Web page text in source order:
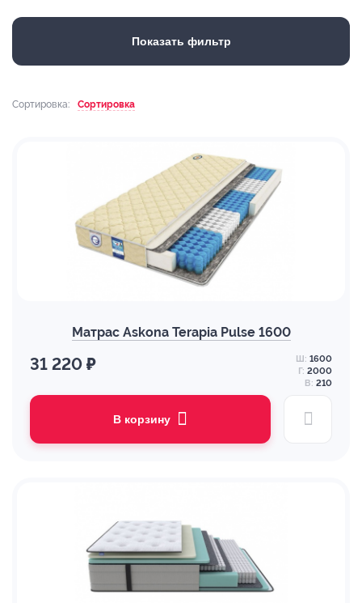
Показать фильтр
Сортировка: Сортировка
Матрас Askona Terapia Pulse 1600
31 220 ₽ Ш: 1600
Г: 2000
В: 210
В корзину